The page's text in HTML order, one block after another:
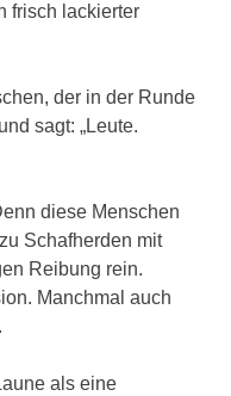
frisch lackierter
der in der Runde
sagt: „Leute.
diese Menschen
Schafherden mit
Reibung rein.
Manchmal auch
als eine